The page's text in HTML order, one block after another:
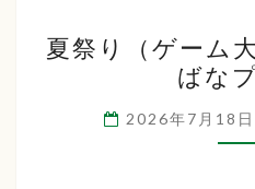
夏祭り（ゲーム
ばな
2026年7月18日